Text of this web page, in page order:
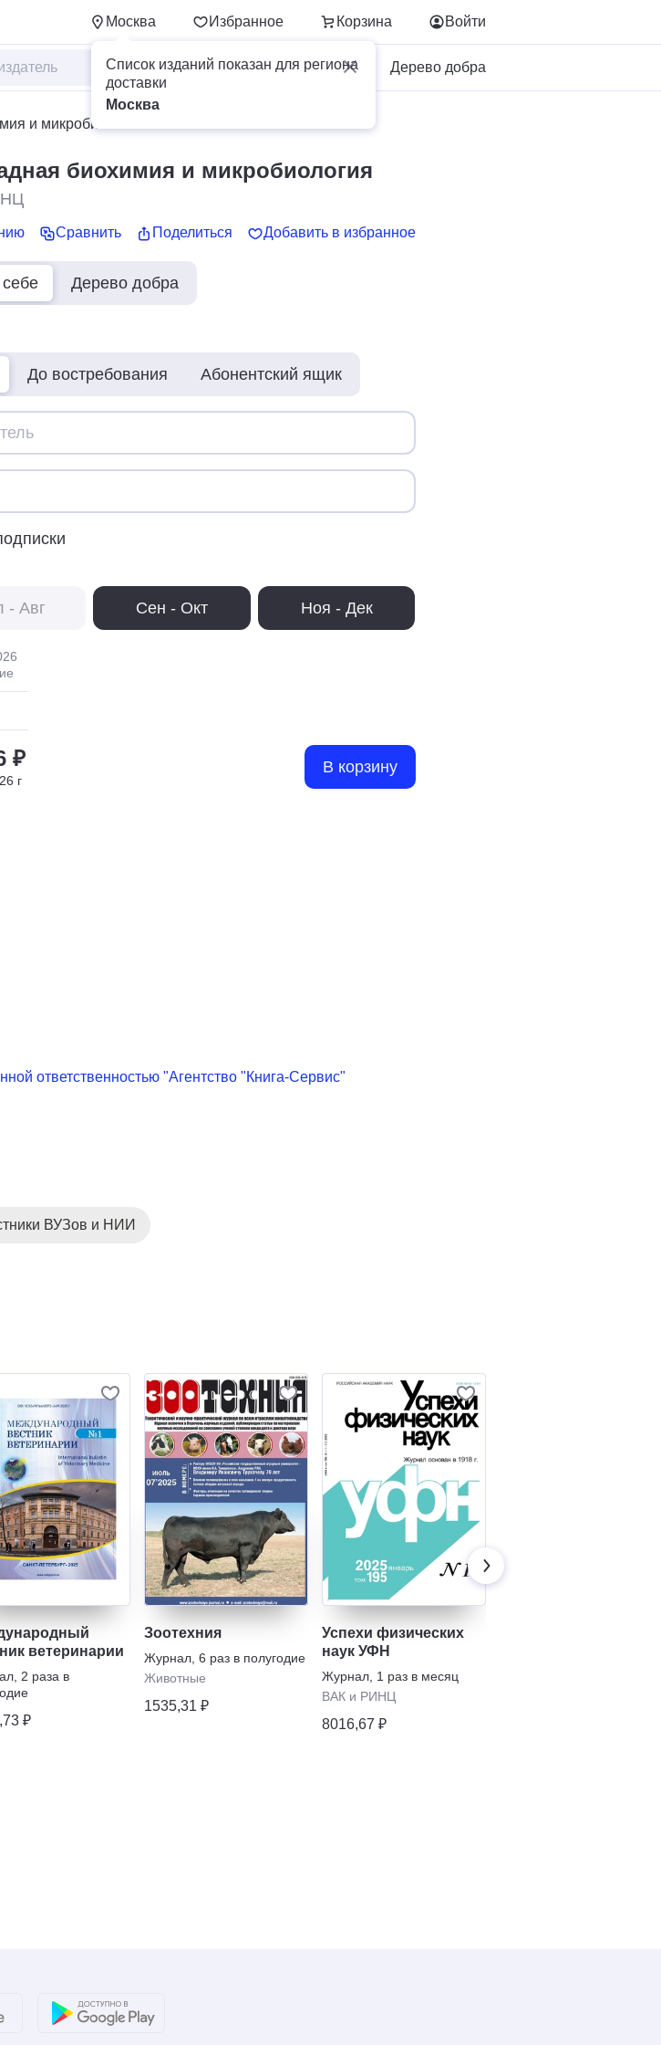
Москва Избранное Корзина
Список изданий показан для региона
доставки
Москва
Войти
Для бизнеса Дерево добра
и микробиология
биохимия и микробиология
Сравнить Поделиться Добавить в избранное
себе Дерево добра
До востребования Абонентский ящик
- Авг Сен - Окт Ноя - Дек
₽
г
В корзину
ответственностью "Агентство "Книга-Сервис"
ВУЗов и НИИ
ветеринарии
2 раза в
₽
Зоотехния
Журнал 6 раз в полугодие
Животные
1535,31 ₽
Успехи физических
наук УФН
Журнал 1 раз в месяц
ВАК и РИНЦ
8016,67 ₽